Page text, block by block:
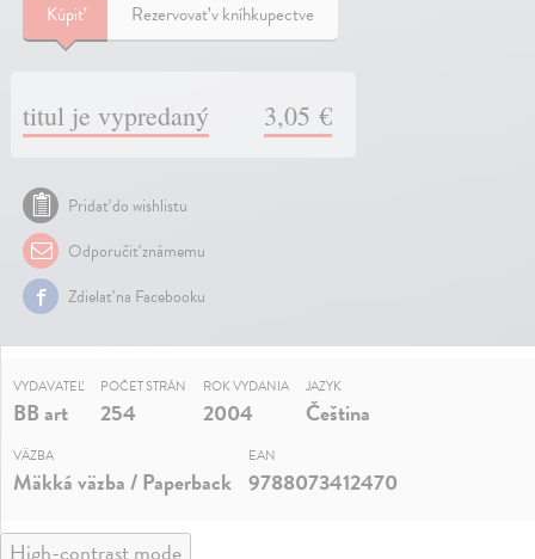
Kúpiť Rezervovať v kníhkupectve
titul je vypredaný 3,05 €
Pridať do wishlistu
Odporučiť známemu
Zdielať na Facebooku
VYDAVATEĽ
BB art
POČET STRÁN
254
ROK VYDANIA
2004
JAZYK
Čeština
VÄZBA
Mäkká väzba / Paperback
EAN
9788073412470
High-contrast mode